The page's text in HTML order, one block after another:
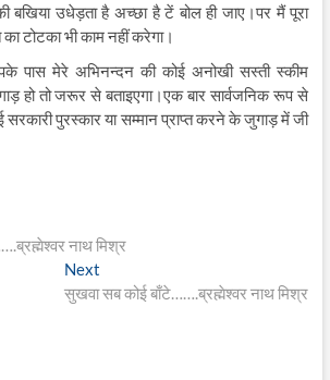
बखिया उधेड़ता है अच्छा है टें बोल ही जाए।पर मैं पूरा
टोटका भी काम नहीं करेगा।
पास मेरे अभिनन्दन की कोई अनोखी सस्ती स्कीम
हो तो जरूर से बताइएगा।एक बार सार्वजनिक रूप से
सरकारी पुरस्कार या सम्मान प्राप्त करने के जुगाड़ में जी
नाथ मिश्र
Next
post:
सुखवा सब कोई बाँटे…….ब्रह्मेश्वर नाथ मिश्र